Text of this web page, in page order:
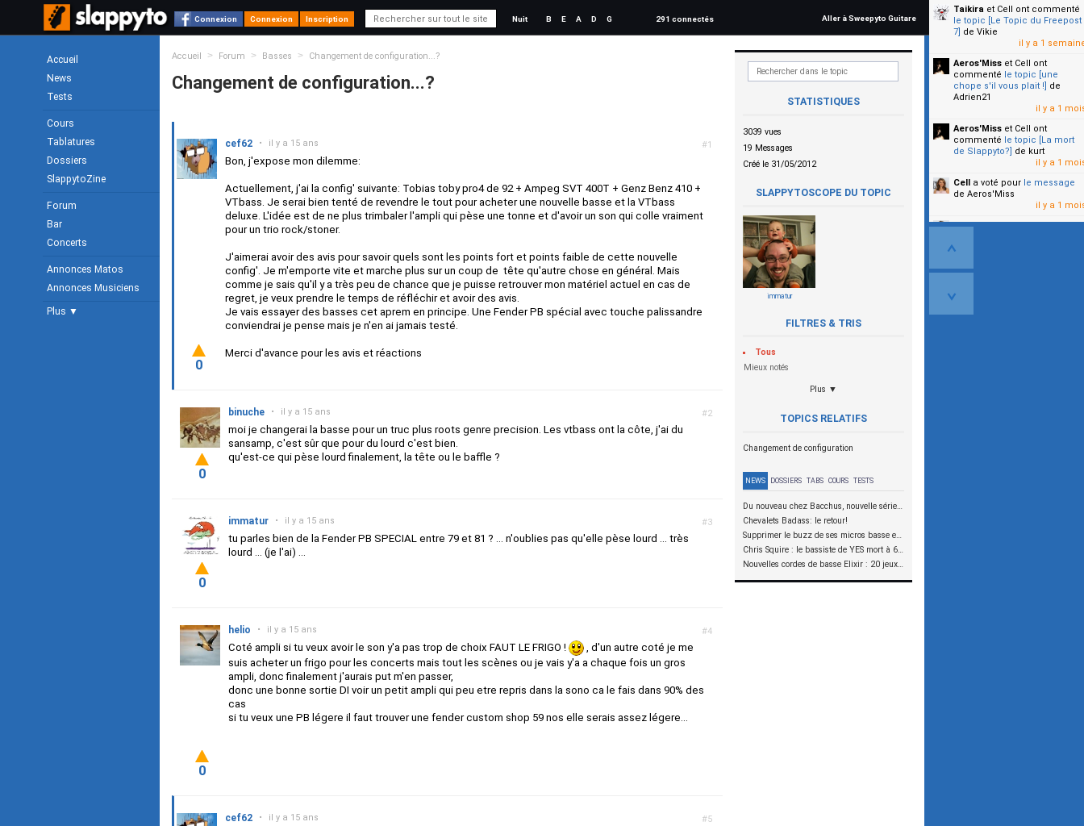
Connexion Connexion Inscription Nuit B E A D G 291 connectés Aller à Sweepyto Guitare
Accueil
News
Tests
Cours
Tablatures
Dossiers
SlappytoZine
Forum
Bar
Concerts
Annonces Matos
Annonces Musiciens
Plus ▼
Accueil > Forum > Basses > Changement de configuration...?
Changement de configuration...?
STATISTIQUES
3039 vues
19 Messages
Créé le 31/05/2012
SLAPPYTOSCOPE DU TOPIC
immatur
FILTRES & TRIS
Tous
Mieux notés
Plus ▼
TOPICS RELATIFS
Changement de configuration
NEWS DOSSIERS TABS COURS TESTS
Du nouveau chez Bacchus, nouvelle série SCD
Chevalets Badass: le retour!
Supprimer le buzz de ses micros basse en reliant les aimants à la masse
Chris Squire : le bassiste de YES mort à 67 ans
Nouvelles cordes de basse Elixir : 20 jeux à tester !
#1
cef62 • il y a 15 ans
Bon, j'expose mon dilemme:
Actuellement, j'ai la config' suivante: Tobias toby pro4 de 92 + Ampeg SVT 400T + Genz Benz 410 +
VTbass. Je serai bien tenté de revendre le tout pour acheter une nouvelle basse et la VTbass
deluxe. L'idée est de ne plus trimbaler l'ampli qui pèse une tonne et d'avoir un son qui colle vraiment
pour un trio rock/stoner.
J'aimerai avoir des avis pour savoir quels sont les points fort et points faible de cette nouvelle
config'. Je m'emporte vite et marche plus sur un coup de tête qu'autre chose en général. Mais
comme je sais qu'il y a très peu de chance que je puisse retrouver mon matériel actuel en cas de
regret, je veux prendre le temps de réfléchir et avoir des avis.
Je vais essayer des basses cet aprem en principe. Une Fender PB spécial avec touche palissandre
conviendrai je pense mais je n'en ai jamais testé.
Merci d'avance pour les avis et réactions
0
#2
binuche • il y a 15 ans
moi je changerai la basse pour un truc plus roots genre precision. Les vtbass ont la côte, j'ai du
sansamp, c'est sûr que pour du lourd c'est bien.
qu'est-ce qui pèse lourd finalement, la tête ou le baffle ?
0
#3
immatur • il y a 15 ans
tu parles bien de la Fender PB SPECIAL entre 79 et 81 ? ... n'oublies pas qu'elle pèse lourd ... très
lourd ... (je l'ai) ...
0
#4
helio • il y a 15 ans
Coté ampli si tu veux avoir le son y'a pas trop de choix FAUT LE FRIGO !
, d'un autre coté je me
suis acheter un frigo pour les concerts mais tout les scènes ou je vais y'a a chaque fois un gros
ampli, donc finalement j'aurais put m'en passer,
donc une bonne sortie DI voir un petit ampli qui peu etre repris dans la sono ca le fais dans 90% des
cas
si tu veux une PB légere il faut trouver une fender custom shop 59 nos elle serais assez légere...
0
#5
cef62 • il y a 15 ans
Taikira et Cell ont commenté
le topic [Le Topic du Freepost
7] de Vikie
il y a 1
Aeros'Miss et Cell ont
commenté le topic [une
chope s'il vous plait !] de
Adrien21
il y a 1
Aeros'Miss et Cell ont
commenté le topic [La mort
de Slappyto?] de kurt
il y a 1
Cell a voté pour le message
de Aeros'Miss
il y a 1
Cella voté pourle message